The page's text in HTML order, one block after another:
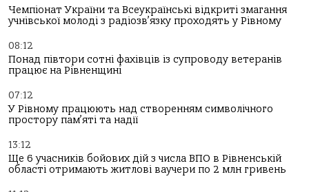
Чемпіонат України та Всеукраїнські відкриті змагання
учнівської молоді з радіозв’язку проходять у Рівному
08:12
Понад півтори сотні фахівців із супроводу ветеранів
працює на Рівненщині
07:12
У Рівному працюють над створенням символічного
простору пам’яті та надії
13:12
Ще 6 учасників бойових дій з числа ВПО в Рівненській
області отримають житлові ваучери по 2 млн гривень